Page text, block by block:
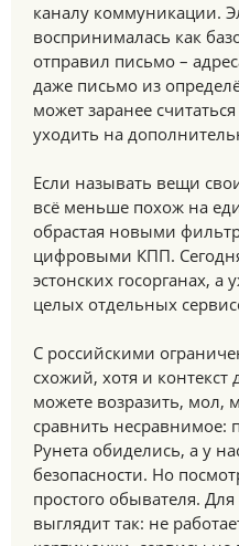
каналу коммуникации.
воспринималась как
отправил письмо –
даже письмо из
может заранее
уходить на
Если называть вещи
всё меньше похож на
обрастая новыми
цифровыми КПП.
эстонских госорганах, а
целых отдельных
С российскими
схожий, хотя и
можете возразить, мол,
сравнить несравнимое:
Рунета обиделись, а у
безопасности. Но
простого обывателя.
выглядит так: не